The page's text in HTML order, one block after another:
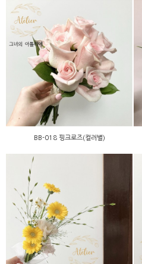
BB-018 핑크로즈(컬러별)
BB-018 핑크로즈(컬러별)
미니-008 옐로우거베라 미
니